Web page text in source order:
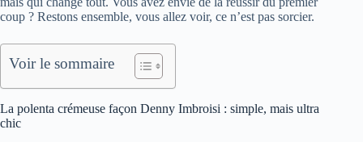
coup ? Restons ensemble, vous allez voir, ce n’est pas sorcier.
Voir le sommaire
La polenta crémeuse façon Denny Imbroisi : simple, mais ultra
chic